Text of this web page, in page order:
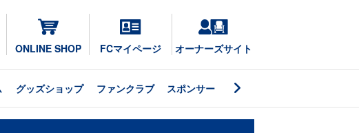
ONLINE SHOP FCマイページ オーナーズサイト
グッズショップ ファンクラブ スポンサー